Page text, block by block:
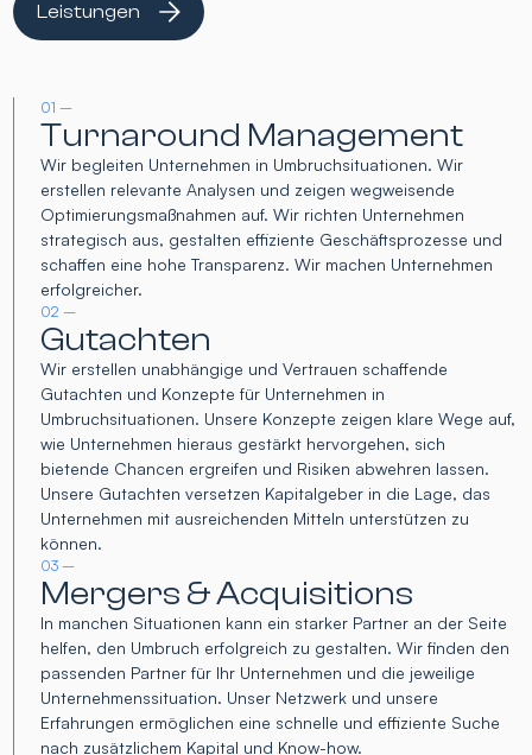
Leistungen
01 –
Turnaround Management
Wir begleiten Unternehmen in Umbruchsituationen. Wir
erstellen relevante Analysen und zeigen wegweisende
Optimierungsmaßnahmen auf. Wir richten Unternehmen
strategisch aus, gestalten effiziente Geschäftsprozesse und
schaffen eine hohe Transparenz. Wir machen Unternehmen
erfolgreicher.
02 –
Gutachten
Wir erstellen unabhängige und Vertrauen schaffende
Gutachten und Konzepte für Unternehmen in
Umbruchsituationen. Unsere Konzepte zeigen klare Wege auf,
wie Unternehmen hieraus gestärkt hervorgehen, sich
bietende Chancen ergreifen und Risiken abwehren lassen.
Unsere Gutachten versetzen Kapitalgeber in die Lage, das
Unternehmen mit ausreichenden Mitteln unterstützen zu
können.
03 –
Mergers & Acquisitions
In manchen Situationen kann ein starker Partner an der Seite
helfen, den Umbruch erfolgreich zu gestalten. Wir finden den
passenden Partner für Ihr Unternehmen und die jeweilige
Unternehmenssituation. Unser Netzwerk und unsere
Erfahrungen ermöglichen eine schnelle und effiziente Suche
nach zusätzlichem Kapital und Know-how.